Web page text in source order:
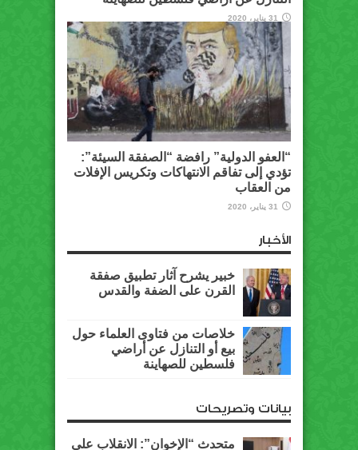
31 يناير، 2020
“العفو الدولية” رافضة “الصفقة السيئة”:
تؤدي إلى تفاقم الانتهاكات وتكريس الإفلات
من العقاب
31 يناير، 2020
الأخبار
خبير يشرح آثار تطبيق صفقة
القرن على الضفة والقدس
خلاصات من فتاوى العلماء حول
بيع أو التنازل عن أراضي
فلسطين للصهاينة
بيانات وتصريحات
متحدث “الإخوان”: الانقلاب على